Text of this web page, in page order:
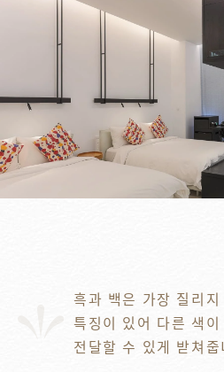
흑과 백은 가장 질리
특징이 있어 다른 색
전달할 수 있게 받쳐줍